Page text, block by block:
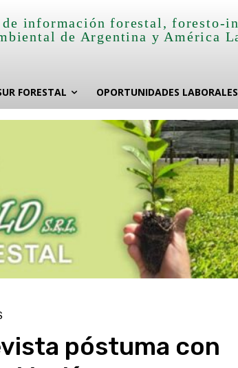
de información forestal, foresto-
de Argentina y América
FORESTAL OPORTUNIDADES LABORALES
póstuma con